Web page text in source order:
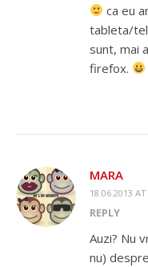
ca eu
tableta/
sunt, mai
firefox.
MARA
18.06.2013
REPLY
Auzi? Nu
nu)